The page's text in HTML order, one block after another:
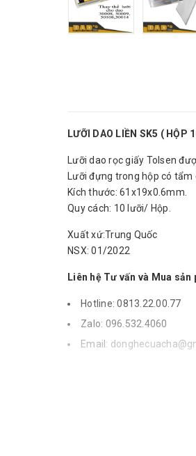
LƯỠI DAO LIỀN SK5 (
Lưỡi dao rọc giấy Tolsen
Lưỡi đựng trong hộp có tẩm
Kích thước: 61x19x0.6mm.
Quy cách: 10 lưỡi/ Hộp.
Xuất xứ:Trung Quốc
NSX: 01/2022
Liên hệ Tư vấn và Mua sản
Hotline: 0813.22.00.77
Zalo: 096.532.4060
Email: